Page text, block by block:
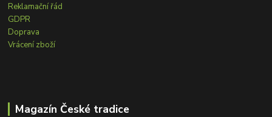
Reklamační řád
GDPR
Doprava
Vrácení zboží
Magazín České tradice